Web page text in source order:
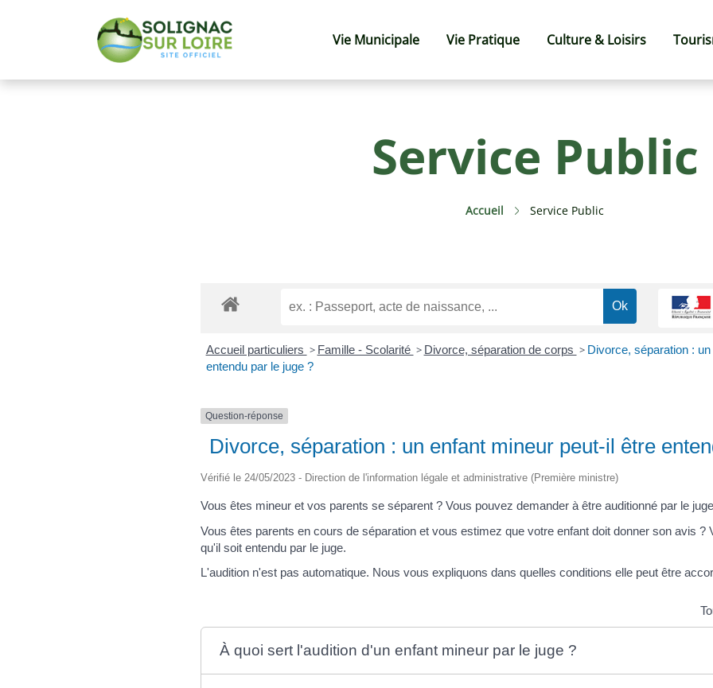
Vie Municipale Vie Pratique Culture & Loisirs
Service Public
Accueil Service Public
Accueil particuliers > Famille - Scolarité > Divorce, séparation de corps > Divorce, séparation :
entendu par le juge ?
Question-réponse
Divorce, séparation : un enfant mineur peut-il être
Vérifié le 24/05/2023 - Direction de l'information légale et administrative (Première ministre)
Vous êtes mineur et vos parents se séparent ? Vous pouvez demander à être auditionné par le
Vous êtes parents en cours de séparation et vous estimez que votre enfant doit donner son avis ?
qu'il soit entendu par le juge.
L'audition n'est pas automatique. Nous vous expliquons dans quelles conditions elle peut être
À quoi sert l'audition d'un enfant mineur par le juge ?